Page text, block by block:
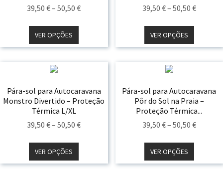
39,50€– 50,50€Price
Through
VER OPÇÕES
39,50 €– 50,50 €Price
VER OPÇÕES
Pára-sol para Autocaravana
Monstro Divertido – Proteção
Térmica L/XL
39,50€– 50,50€Price
Through
VER OPÇÕES
Pára-sol para Autocaravana
Pôr do Sol na Praia –
Proteção Térmica...
39,50 €– 50,50 €Price
VER OPÇÕES